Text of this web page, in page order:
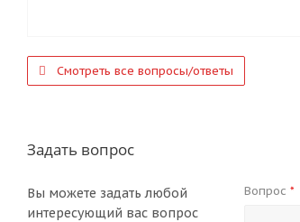
Смотреть все вопросы/ответы
Задать вопрос
Вы можете задать любой
интересующий вас вопрос
Вопрос*